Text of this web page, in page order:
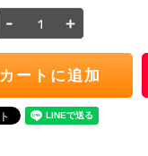
- +
カートに追加